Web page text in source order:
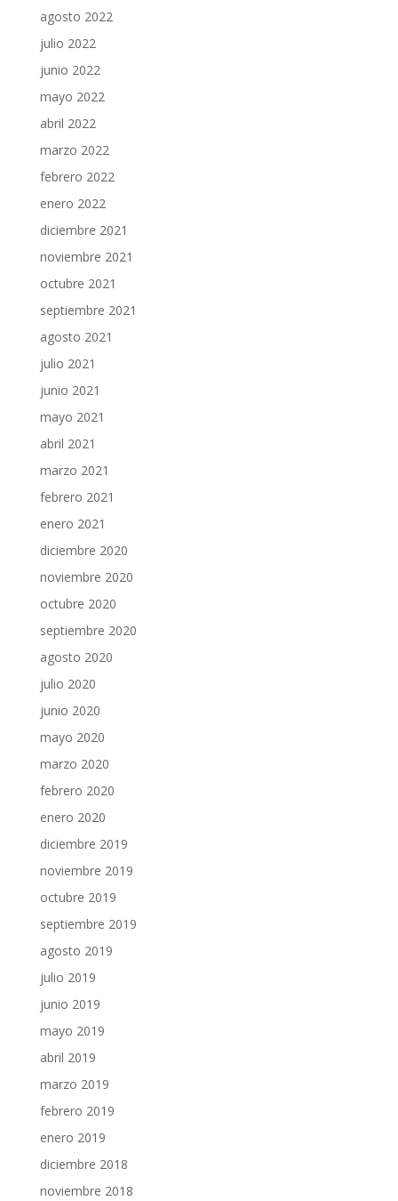
agosto 2022
julio 2022
junio 2022
mayo 2022
abril 2022
marzo 2022
febrero 2022
enero 2022
diciembre 2021
noviembre 2021
octubre 2021
septiembre 2021
agosto 2021
julio 2021
junio 2021
mayo 2021
abril 2021
marzo 2021
febrero 2021
enero 2021
diciembre 2020
noviembre 2020
octubre 2020
septiembre 2020
agosto 2020
julio 2020
junio 2020
mayo 2020
marzo 2020
febrero 2020
enero 2020
diciembre 2019
noviembre 2019
octubre 2019
septiembre 2019
agosto 2019
julio 2019
junio 2019
mayo 2019
abril 2019
marzo 2019
febrero 2019
enero 2019
diciembre 2018
noviembre 2018